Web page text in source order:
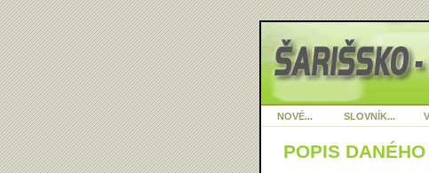
NOVÉ... SLOVNÍK...
POPIS